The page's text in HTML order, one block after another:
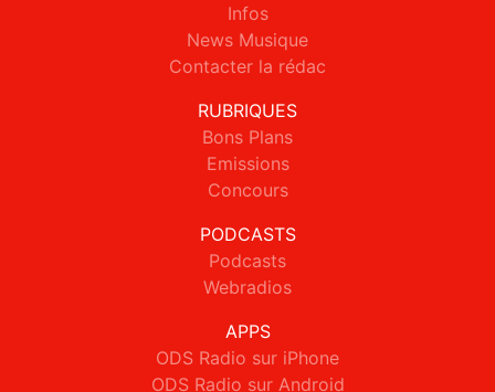
Infos
News Musique
Contacter la rédac
RUBRIQUES
Bons Plans
Emissions
Concours
PODCASTS
Podcasts
Webradios
APPS
ODS Radio sur iPhone
ODS Radio sur Android